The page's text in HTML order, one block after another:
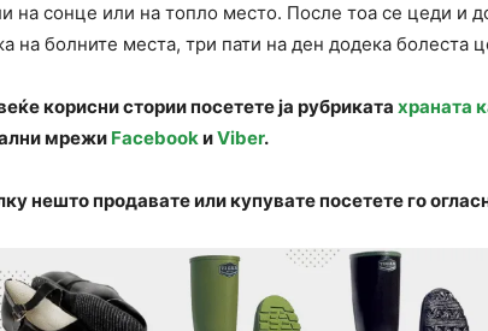
на сонце или на топло место. После тоа се цеди и
на болните места, три пати на ден додека болеста
корисни стории посетете ја рубриката храната
мрежи FacebookиViber.
нешто продавате или купувате посетете го